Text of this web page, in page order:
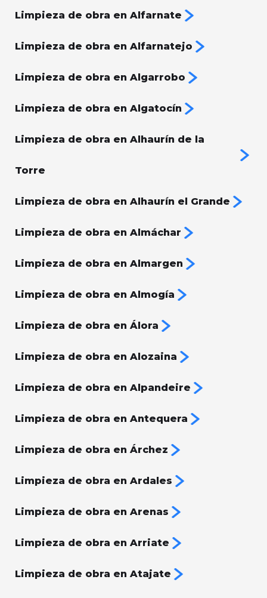
Limpieza de obra en Alfarnate
Limpieza de obra en Alfarnatejo
Limpieza de obra en Algarrobo
Limpieza de obra en Algatocín
Limpieza de obra en Alhaurín de la
Torre
Limpieza de obra en Alhaurín el Grande
Limpieza de obra en Almáchar
Limpieza de obra en Almargen
Limpieza de obra en Almogía
Limpieza de obra en Álora
Limpieza de obra en Alozaina
Limpieza de obra en Alpandeire
Limpieza de obra en Antequera
Limpieza de obra en Árchez
Limpieza de obra en Ardales
Limpieza de obra en Arenas
Limpieza de obra en Arriate
Limpieza de obra en Atajate